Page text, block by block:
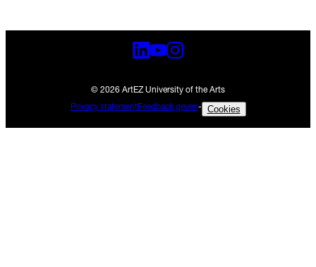
© 2026 ArtEZ University of the Arts
Privacy statementFeedback geven- Cookies